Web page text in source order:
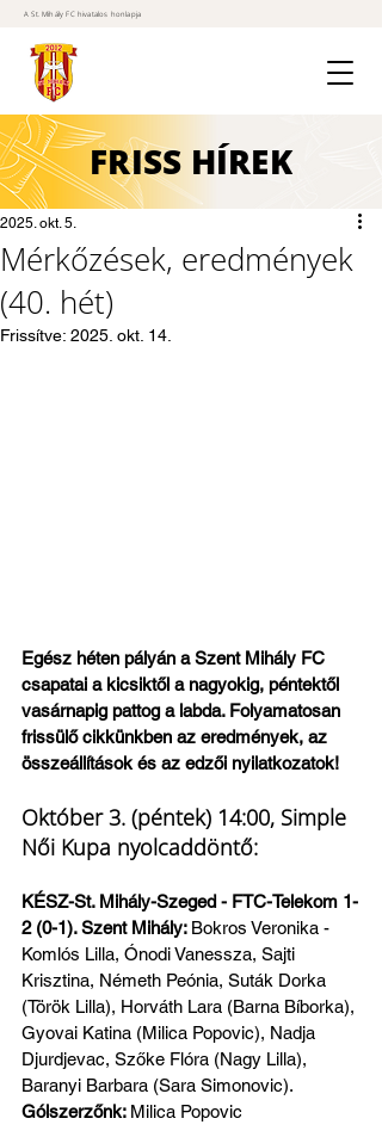
A St. Mihály FC hivatalos honlapja
FRISS HÍREK
Mérkőzések, eredmények
(40. hét)
2025. okt. 5.
Frissítve: 2025. okt. 14.
Egész héten pályán a Szent Mihály FC
csapatai a kicsiktől a nagyokig, péntektől
vasárnapig pattog a labda. Folyamatosan
frissülő cikkünkben az eredmények, az
összeállítások és az edzői nyilatkozatok!
Október 3. (péntek) 14:00, Simple
Női Kupa nyolcaddöntő:
KÉSZ-St. Mihály-Szeged - FTC-Telekom 1-
2 (0-1). Szent Mihály: Bokros Veronika -
Komlós Lilla, Ónodi Vanessza, Sajti
Krisztina, Németh Peónia, Suták Dorka
(Török Lilla), Horváth Lara (Barna Bíborka),
Gyovai Katina (Milica Popovic), Nadja
Djurdjevac, Szőke Flóra (Nagy Lilla),
Baranyi Barbara (Sara Simonovic).
Gólszerzőnk: Milica Popovic